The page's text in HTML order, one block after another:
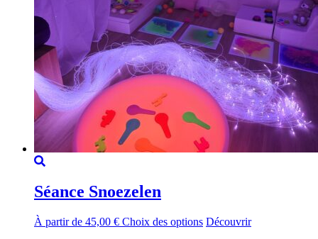
Séance Snoezelen
À partir de 45,00 € Choix des options Ce
Découvrir